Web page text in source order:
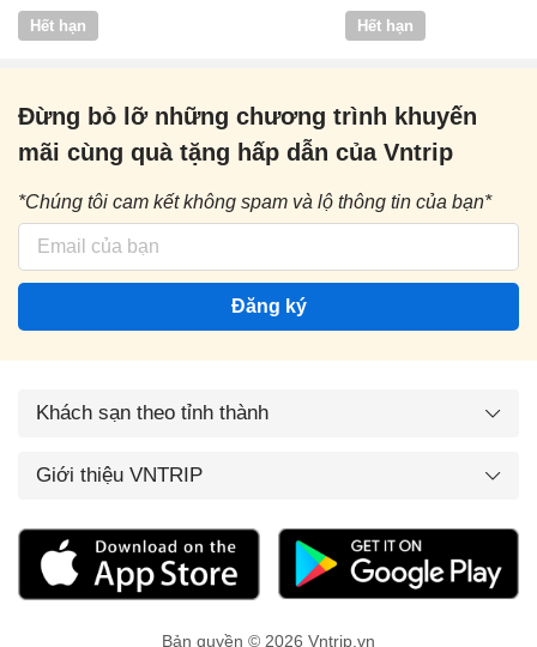
Vntrip
Hết hạn Hết hạn
Đừng bỏ lỡ những chương trình khuyến
mãi cùng quà tặng hấp dẫn của Vntrip
*Chúng tôi cam kết không spam và lộ thông tin của bạn*
Đăng ký
Khách sạn theo tỉnh thành
Giới thiệu VNTRIP
Bản quyền © 2026 Vntrip.vn